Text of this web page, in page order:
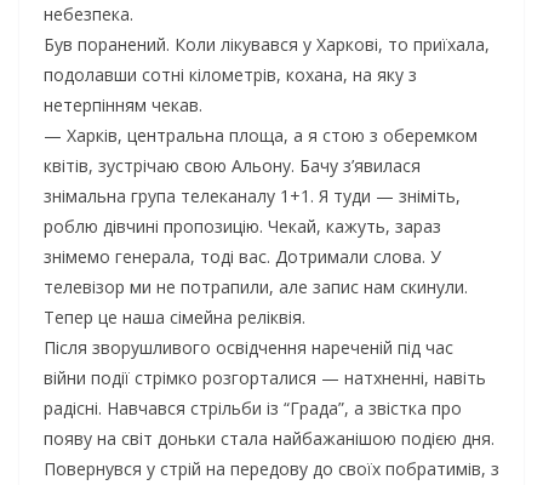
небезпека.
Був поранений. Коли лікувався у Харкові, то приїхала,
подолавши сотні кілометрів, кохана, на яку з
нетерпінням чекав.
— Харків, центральна площа, а я стою з оберемком
квітів, зустрічаю свою Альону. Бачу з’явилася
знімальна група телеканалу 1+1. Я туди — зніміть,
роблю дівчині пропозицію. Чекай, кажуть, зараз
знімемо генерала, тоді вас. Дотримали слова. У
телевізор ми не потрапили, але запис нам скинули.
Тепер це наша сімейна реліквія.
Після зворушливого освідчення нареченій під час
війни події стрімко розгорталися — натхненні, навіть
радісні. Навчався стрільби із “Града”, а звістка про
появу на світ доньки стала найбажанішою подією дня.
Повернувся у стрій на передову до своїх побратимів, з